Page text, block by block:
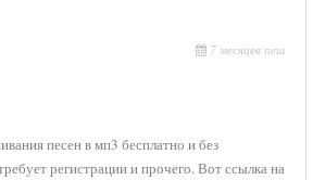
7 месяцев пеш
песен в мп3 бесплатно и без
регистрации и прочего. Вот ссылка на